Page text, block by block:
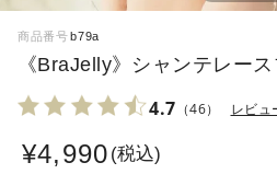
商品番号 b79a
《BraJelly》シャンテレー
4.7 （46） レビュ
¥4,990 税込